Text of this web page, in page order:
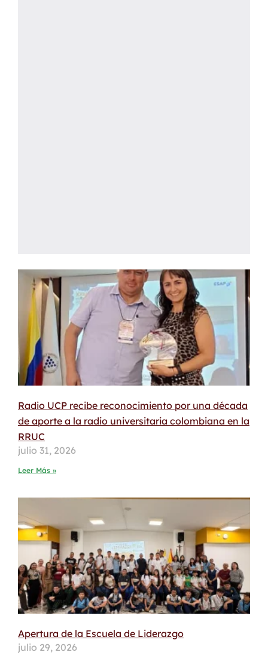
Radio UCP recibe reconocimiento por una década
de aporte a la radio universitaria colombiana en la
RRUC
julio 31, 2026
Leer Más »
Apertura de la Escuela de Liderazgo
julio 29, 2026